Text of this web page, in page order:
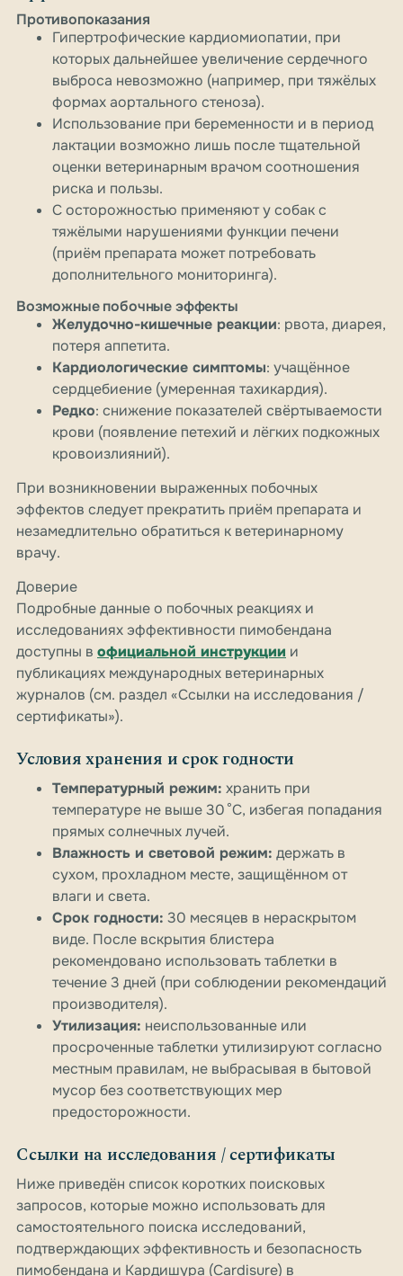
Противопоказания
Гипертрофические кардиомиопатии, при
которых дальнейшее увеличение сердечного
выброса невозможно (например, при тяжёлых
формах аортального стеноза).
Использование при беременности и в период
лактации возможно лишь после тщательной
оценки ветеринарным врачом соотношения
риска и пользы.
С осторожностью применяют у собак с
тяжёлыми нарушениями функции печени
(приём препарата может потребовать
дополнительного мониторинга).
Возможные побочные эффекты
Желудочно-кишечные реакции: рвота, диарея,
потеря аппетита.
Кардиологические симптомы: учащённое
сердцебиение (умеренная тахикардия).
Редко: снижение показателей свёртываемости
крови (появление петехий и лёгких подкожных
кровоизлияний).
При возникновении выраженных побочных
эффектов следует прекратить приём препарата и
незамедлительно обратиться к ветеринарному
врачу.
Доверие
Подробные данные о побочных реакциях и
исследованиях эффективности пимобендана
доступны в официальной инструкции и
публикациях международных ветеринарных
журналов (см. раздел «Ссылки на исследования /
сертификаты»).
Условия хранения и срок годности
Температурный режим: хранить при
температуре не выше 30 °C, избегая попадания
прямых солнечных лучей.
Влажность и световой режим: держать в
сухом, прохладном месте, защищённом от
влаги и света.
Срок годности: 30 месяцев в нераскрытом
виде. После вскрытия блистера
рекомендовано использовать таблетки в
течение 3 дней (при соблюдении рекомендаций
производителя).
Утилизация: неиспользованные или
просроченные таблетки утилизируют согласно
местным правилам, не выбрасывая в бытовой
мусор без соответствующих мер
предосторожности.
Ссылки на исследования / сертификаты
Ниже приведён список коротких поисковых
запросов, которые можно использовать для
самостоятельного поиска исследований,
подтверждающих эффективность и безопасность
пимобендана и Кардишура (Cardisure) в